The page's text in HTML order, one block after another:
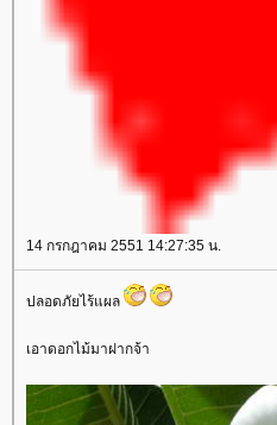
14 กรกฎาคม 2551 14:27:35 น.
ปลอดภัยไร้แผล
เอาดอกไม้มาฝากจ้า